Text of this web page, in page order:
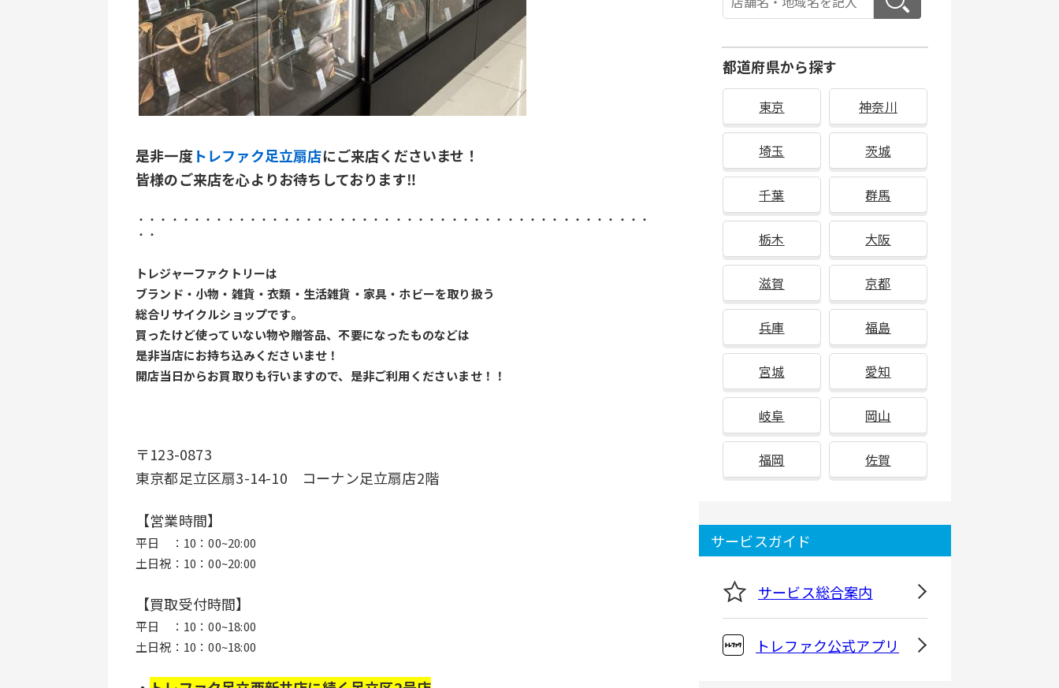
是非一度トレファク足立扇店にご来店くださいませ！
皆様のご来店を心よりお待ちしております‼
・・・・・・・・・・・・・・・・・・・・・・・・・・・・・・・・・・・・・・・・・・・・・・
・・
トレジャーファクトリーは
ブランド・小物・雑貨・衣類・生活雑貨・家具・ホビーを取り扱う
総合リサイクルショップです。
買ったけど使っていない物や贈答品、不要になったものなどは
是非当店にお持ち込みくださいませ！
開店当日からお買取りも行いますので、是非ご利用くださいませ！！
〒123-0873
東京都足立区扇3-14-10　コーナン足立扇店2階
【営業時間】
平日　：10：00~20:00
土日祝：10：00~20:00
【買取受付時間】
平日　：10：00~18:00
土日祝：10：00~18:00
都道府県から探す
東京 神奈川
埼玉 茨城
千葉 群馬
栃木 大阪
滋賀 京都
兵庫 福島
宮城 愛知
岐阜 岡山
福岡 佐賀
サービスガイド
サービス総合案内
トレファク公式アプリ